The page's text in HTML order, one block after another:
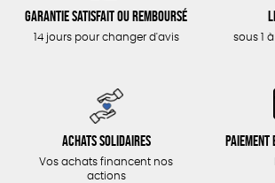
Garantie satisfait ou remboursé
14 jours pour changer d'avis sous 1
Achats solidaires
Vos achats financent nos
actions